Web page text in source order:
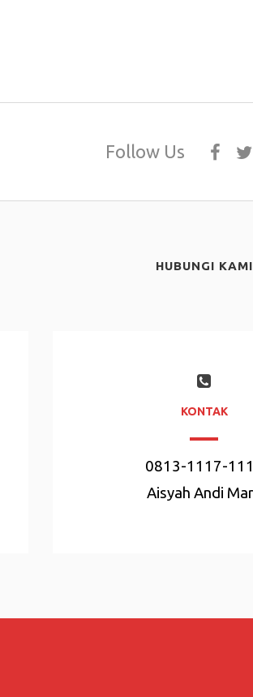
Follow Us
HUBUNGI KAMI
KONTAK
0813-1117-
Aisyah Andi